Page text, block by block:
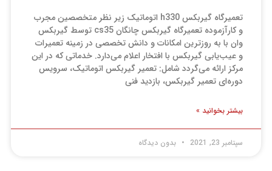
تعمیرگاه گیربکس h330 اتوماتیک زیر نظر متخصصین مجرب
و کارآزموده تعمیرگاه گیربکس چانگان cs35 توسط گیربکس
وان با به روزترین امکانات و دانش تخصصی در زمینه تعمیرات
و عیب‌یابی گیربکس با افتخار اعلام می‌‌‌دارد. خدماتی که در این
مرکز ارائه می‌گردد شامل: تعمیر گیربکس اتوماتیک، سرویس
دوره‌ای تعمیر گیربکس، بازدید فنی
بیشتر بخوانید »
سپتامبر 23, 2021 بدون دیدگاه